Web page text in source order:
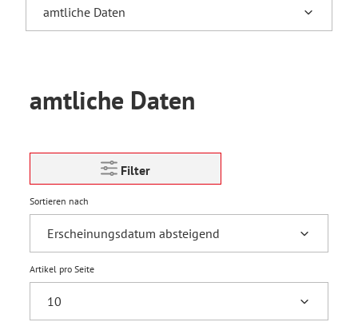
amtliche Daten
Filter
Sortieren nach
Artikel pro Seite